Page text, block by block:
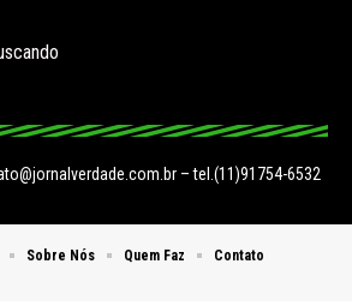
– tel.(11)91754-6532
Sobre Nós Quem Faz Contato